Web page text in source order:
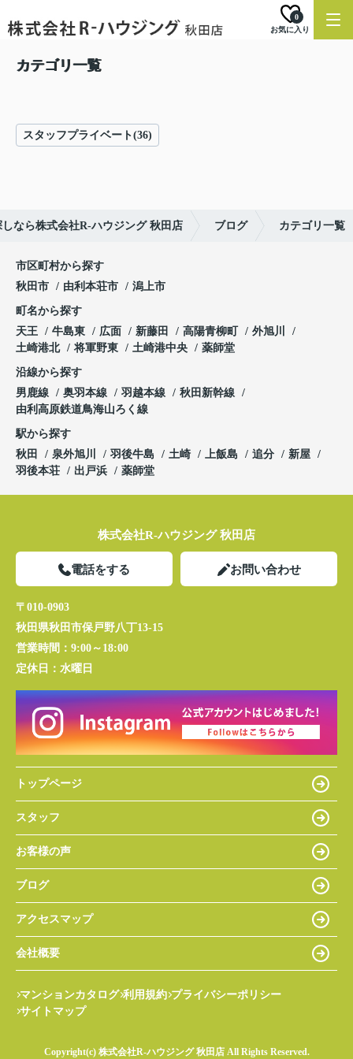
お気に入り
0
カテゴリ一覧
スタッフプライベート(36)
なら株式会社R-ハウジング 秋田店 ブログ カテゴリ一覧
市区町村から探す
秋田市
由利本荘市 潟上市
町名から探す
天王
牛島東 広面 新藤田 高陽青柳町
外旭川
土崎港北
将軍野東 土崎港中央 薬師堂
沿線から探す
男鹿線
奥羽本線 羽越本線
秋田新幹線
由利高原鉄道鳥海山ろく線
駅から探す
秋田
泉外旭川 羽後牛島 土崎 上飯島 追分
新屋
羽後本荘
出戸浜 薬師堂
株式会社R-ハウジング 秋田店
電話をする お問い合わせ
〒010-0903
秋田県秋田市保戸野八丁13-15
営業時間： 9:00～18:00
定休日： 水曜日
トップページ
スタッフ
お客様の声
ブログ
アクセスマップ
会社概要
マンションカタログ 利用規約 プライバシーポリシー
サイトマップ
Copyright(c) 株式会社R-ハウジング 秋田店 All Rights Reserved.